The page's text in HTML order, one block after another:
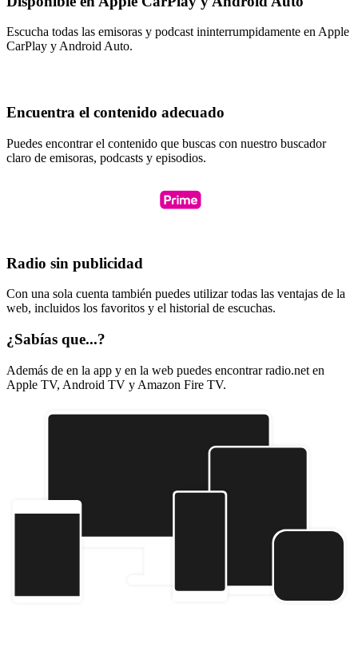
Escucha todas las emisoras y podcast ininterrumpidamente en Apple
CarPlay y Android Auto.
Encuentra el contenido adecuado
Puedes encontrar el contenido que buscas con nuestro buscador
claro de emisoras, podcasts y episodios.
Radio sin publicidad
Con una sola cuenta también puedes utilizar todas las ventajas de la
web, incluidos los favoritos y el historial de escuchas.
¿Sabías que...?
Además de en la app y en la web puedes encontrar radio.net en
Apple TV, Android TV y Amazon Fire TV.